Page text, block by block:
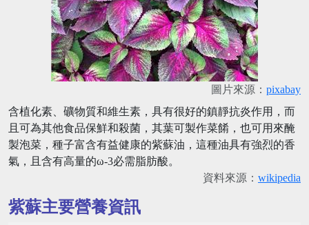
圖片來源： pixabay
含植化素、礦物質和維生素，具有很好的鎮靜抗炎作用，而
且可為其他食品保鮮和殺菌，其葉可製作菜餚，也可用來醃
製泡菜，種子富含有益健康的紫蘇油，這種油具有強烈的香
氣，且含有高量的ω-3必需脂肪酸。
資料來源： wikipedia
紫蘇主要營養資訊